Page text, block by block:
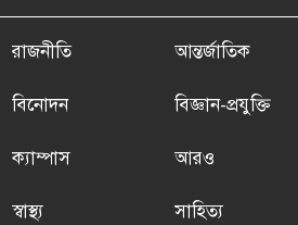
রাজনীতি আন্তর্জাতিক
বিনোদন বিজ্ঞান-প্রযুক্তি
ক্যাম্পাস আরও
স্বাস্থ্য সাহিত্য